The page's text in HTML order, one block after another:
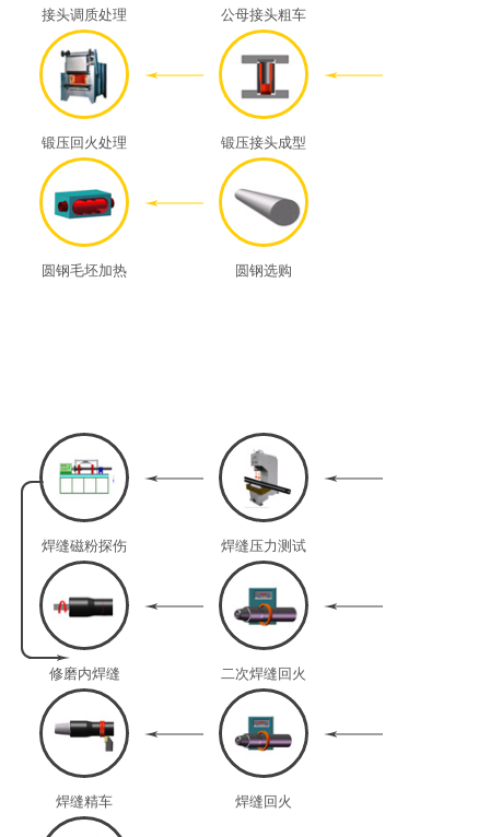
接头调质处理 公母接头粗车
锻压回火处理 锻压接头成型
圆钢毛坯加热 圆钢选购
焊缝磁粉探伤 焊缝压力测试
修磨内焊缝 二次焊缝回火
焊缝精车 焊缝回火